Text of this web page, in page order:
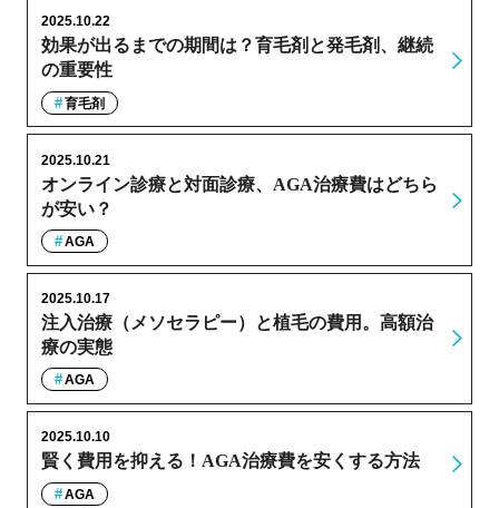
効果が出るまでの期間は？育毛剤と発毛剤、継続
の重要性
2025.10.22
育毛剤
オンライン診療と対面診療、AGA治療費はどちら
が安い？
2025.10.21
AGA
注入治療（メソセラピー）と植毛の費用。高額治
療の実態
2025.10.17
AGA
賢く費用を抑える！AGA治療費を安くする方法
2025.10.10
AGA